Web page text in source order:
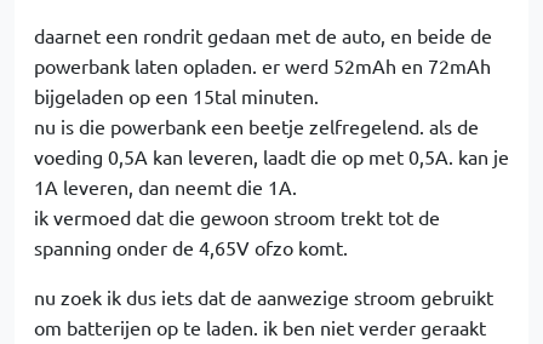
daarnet een rondrit gedaan met de auto, en beide de
powerbank laten opladen. er werd 52mAh en 72mAh
bijgeladen op een 15tal minuten.
nu is die powerbank een beetje zelfregelend. als de
voeding 0,5A kan leveren, laadt die op met 0,5A. kan je
1A leveren, dan neemt die 1A.
ik vermoed dat die gewoon stroom trekt tot de
spanning onder de 4,65V ofzo komt.
nu zoek ik dus iets dat de aanwezige stroom gebruikt
om batterijen op te laden. ik ben niet verder geraakt